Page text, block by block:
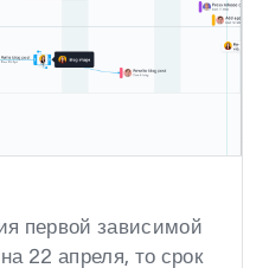
первой зависимой
22 апреля, то срок